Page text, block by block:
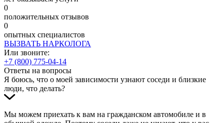
0
положительных отзывов
0
опытных специалистов
ВЫЗВАТЬ НАРКОЛОГА
Или звоните:
+7 (800) 775-04-14
Ответы на вопросы
Я боюсь, что о моей зависимости узнают соседи и близкие
люди, что делать?
Мы можем приехать к вам на гражданском автомобиле и в